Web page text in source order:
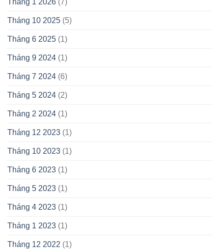
Tháng 10 2025 (5)
Tháng 6 2025 (1)
Tháng 9 2024 (1)
Tháng 7 2024 (6)
Tháng 5 2024 (2)
Tháng 2 2024 (1)
Tháng 12 2023 (1)
Tháng 10 2023 (1)
Tháng 6 2023 (1)
Tháng 5 2023 (1)
Tháng 4 2023 (1)
Tháng 1 2023 (1)
Tháng 12 2022 (1)